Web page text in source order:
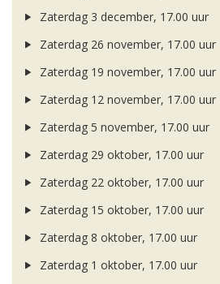
Zaterdag 3 december, 17.00 uur
Zaterdag 26 november, 17.00 uur
Zaterdag 19 november, 17.00 uur
Zaterdag 12 november, 17.00 uur
Zaterdag 5 november, 17.00 uur
Zaterdag 29 oktober, 17.00 uur
Zaterdag 22 oktober, 17.00 uur
Zaterdag 15 oktober, 17.00 uur
Zaterdag 8 oktober, 17.00 uur
Zaterdag 1 oktober, 17.00 uur